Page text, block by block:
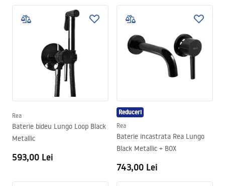
Rea
Baterie bideu Lungo Loop Black
Metallic
593,00 Lei
Reduceri
Rea
Baterie incastrata Rea Lungo
Black Metallic + BOX
743,00 Lei